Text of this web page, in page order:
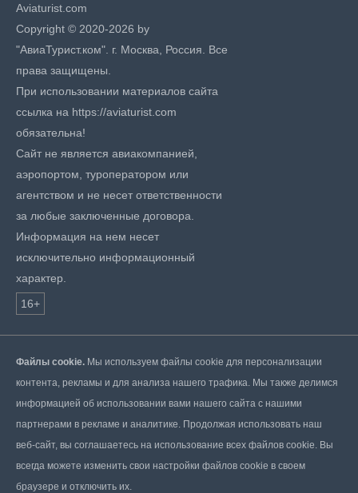
Aviaturist.com
Copyright © 2020-2026 by
"АвиаТурист.ком". г. Москва, Россия. Все
права защищены.
При использовании материалов сайта
ссылка на https://aviaturist.com
обязательна!
Сайт не является авиакомпанией,
аэропортом, туроператором или
агентством и не несет ответственности
за любые заключенные договора.
Информация на нем несет
исключительно информационный
характер.
16+
Файлы cookie. Мы используем файлы cookie для персонализации
контента, рекламы и для анализа нашего трафика. Мы также делимся
информацией об использовании вами нашего сайта с нашими
партнерами в рекламе и аналитике. Продолжая использовать наш
веб-сайт, вы соглашаетесь на использование всех файлов cookie. Вы
всегда можете изменить свои настройки файлов cookie в своем
браузере и отключить их.